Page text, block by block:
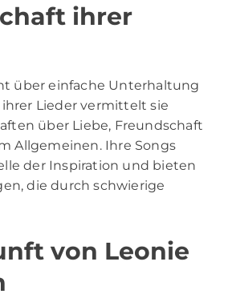
ihrer
über einfache Unterhaltung
Lieder vermittelt sie
über Liebe, Freundschaft
Allgemeinen. Ihre Songs
der Inspiration und bieten
die durch schwierige
von Leonie